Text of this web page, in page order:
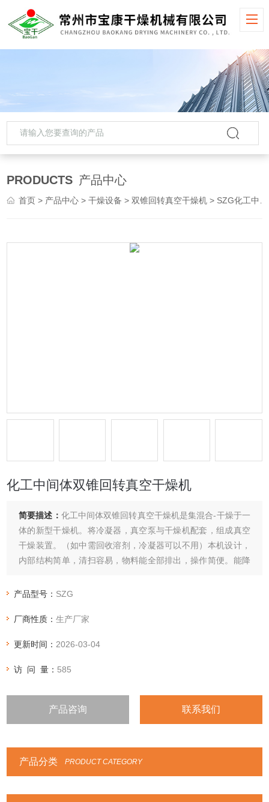
PRODUCTS 产品中心
首页 > 产品中心 >干燥设备 >双锥回转真空干燥机 > SZG化工中间体双锥回转真空干燥机
化工中间体双锥回转真空干燥机
简要描述： 化工中间体双锥回转真空干燥机是集混合-干燥于一
体的新型干燥机。将冷凝器，真空泵与干燥机配套，组成真空
干燥装置。（如中需回收溶剂，冷凝器可以不用）本机设计，
内部结构简单，清扫容易，物料能全部排出，操作简便。能降
产品型号： SZG
厂商性质：生产厂家
更新时间： 2026-03-04
访 问 量： 585
产品咨询 联系我们
产品分类 PRODUCT CATEGORY